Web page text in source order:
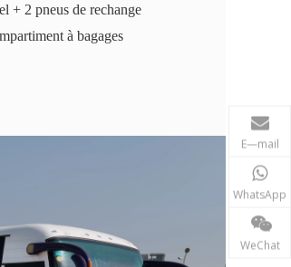
+ 2 pneus de rechange
à bagages
E—mail
WhatsApp
WeChat